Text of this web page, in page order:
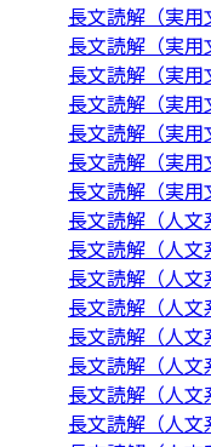
長文読解（実
長文読解（実
長文読解（実
長文読解（実
長文読解（実
長文読解（実
長文読解（実
長文読解（人
長文読解（人
長文読解（人
長文読解（人
長文読解（人
長文読解（人
長文読解（人
長文読解（人